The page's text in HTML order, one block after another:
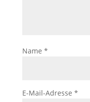
Name *
E-Mail-Adresse *